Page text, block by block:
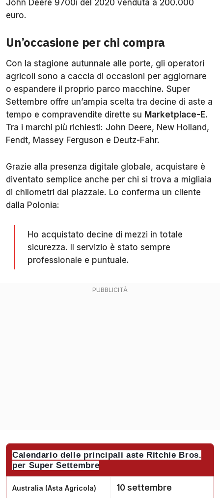
John Deere 9700i del 2020 venduta a 200.000
euro.
Un’occasione per chi compra
Con la stagione autunnale alle porte, gli operatori
agricoli sono a caccia di occasioni per aggiornare
o espandere il proprio parco macchine. Super
Settembre offre un’ampia scelta tra decine di aste a
tempo e compravendite dirette su Marketplace-E.
Tra i marchi più richiesti: John Deere, New Holland,
Fendt, Massey Ferguson e Deutz-Fahr.
Grazie alla presenza digitale globale, acquistare è
diventato semplice anche per chi si trova a migliaia
di chilometri dal piazzale. Lo conferma un cliente
dalla Polonia:
Ho acquistato decine di mezzi in totale
sicurezza. Il servizio è stato sempre
professionale e puntuale.
Calendario delle principali aste Ritchie Bros.
per Super Settembre
Australia (Asta Agricola) 10 settembre